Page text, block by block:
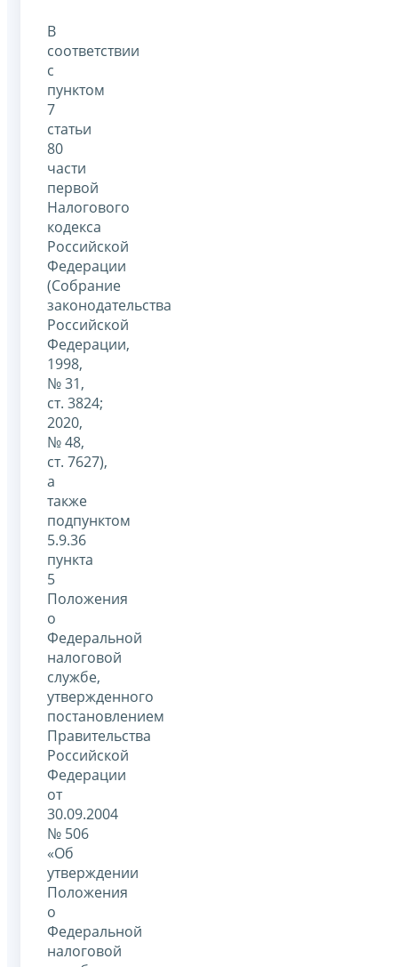
В
соответствии
с
пунктом
7
статьи
80
части
первой
Налогового
кодекса
Российской
Федерации
(Собрание
законодательства
Российской
Федерации,
1998,
№ 31,
ст. 3824;
2020,
№ 48,
ст. 7627),
а
также
подпунктом
5.9.36
пункта
5
Положения
о
Федеральной
налоговой
службе,
утвержденного
постановлением
Правительства
Российской
Федерации
от
30.09.2004
№ 506
«Об
утверждении
Положения
о
Федеральной
налоговой